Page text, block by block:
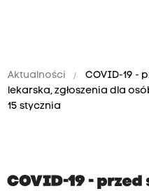
Aktualności
COVID-19 -
lekarska, zgłoszenia dla
15 stycznia
COVID-19 -